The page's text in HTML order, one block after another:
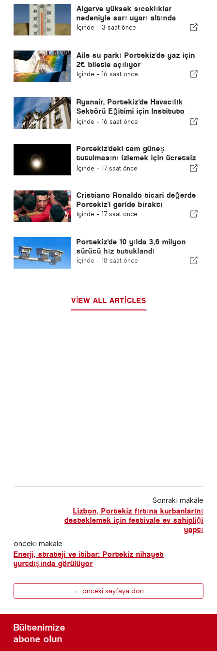
Algarve yüksek sıcaklıklar
nedeniyle sarı uyarı altında
İçinde - 3 saat önce
Aile su parkı Portekiz'de yaz için
2€ biletle açılıyor
İçinde - 16 saat önce
Ryanair, Portekiz'de Havacılık
Sektörü Eğitimi için Instituto
Piaget de Viseu ile stratejik
İçinde - 16 saat önce
Portekiz'deki tam güneş
tutulmasını izlemek için ücretsiz
gözlükler tükendi
İçinde - 17 saat önce
Cristiano Ronaldo ticari değerde
Portekiz'i geride bıraktı
İçinde - 17 saat önce
Portekiz'de 10 yılda 3,6 milyon
sürücü hız tutuklandı
İçinde - 18 saat önce
VIEW ALL ARTICLES
Sonraki makale
Lizbon, Portekiz fırtına kurbanlarını
desteklemek için festivale ev sahipliği
yaptı
önceki makale
Enerji, strateji ve itibar: Portekiz nihayet
yurtdışında görülüyor
← önceki sayfaya dön
Bültenimize
abone olun